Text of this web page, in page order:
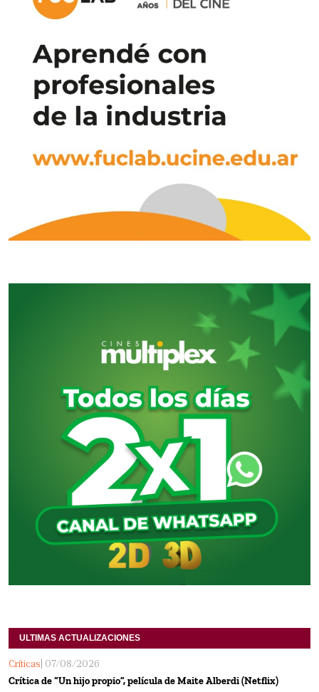
ULTIMAS ACTUALIZACIONES
Críticas | 07/08/2026
Crítica de “Un hijo propio”, película de Maite Alberdi (Netflix)